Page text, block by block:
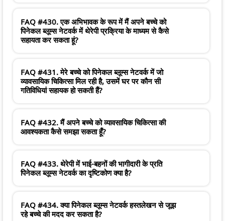
FAQ #430. एक अभिभावक के रूप में मैं अपने बच्चे को
पिनेकल ब्लूम्स नेटवर्क में थेरेपी प्रक्रिया के माध्यम से कैसे
सहायता कर सकता हूं?
FAQ #431. मेरे बच्चे को पिनेकल ब्लूम्स नेटवर्क में जो
व्यावसायिक चिकित्सा मिल रही है, उसमें घर पर कौन सी
गतिविधियां सहायक हो सकती हैं?
FAQ #432. मैं अपने बच्चे को व्यावसायिक चिकित्सा की
आवश्यकता कैसे समझा सकता हूँ?
FAQ #433. थेरेपी में भाई-बहनों की भागीदारी के प्रति
पिनेकल ब्लूम्स नेटवर्क का दृष्टिकोण क्या है?
FAQ #434. क्या पिनेकल ब्लूम्स नेटवर्क हस्तलेखन से जूझ
रहे बच्चे की मदद कर सकता है?